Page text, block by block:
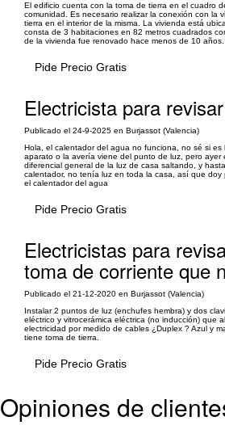
El edificio cuenta con la toma de tierra en el cuadro
comunidad. Es necesario realizar la conexión con la
tierra en el interior de la misma. La vivienda está
consta de 3 habitaciones en 82 metros cuadrados
de la vivienda fue renovado hace menos de 10 años.
Pide Precio Gratis
Electricista para
Publicado el 24-9-2025 en Burjassot (Valencia)
Hola, el calentador del agua no funciona, no sé si es
aparato o la avería viene del punto de luz, pero ayer
diferencial general de la luz de casa saltando, y
calentador, no tenía luz en toda la casa, así que doy
el calentador del agua
Pide Precio Gratis
Electricistas para
toma de corriente que
Publicado el 21-12-2020 en Burjassot (Valencia)
Instalar 2 puntos de luz (enchufes hembra) y dos
eléctrico y vitrocerámica eléctrica (no inducción) que
electricidad por medido de cables ¿Duplex ? Azul y
tiene toma de tierra.
Pide Precio Gratis
Opiniones de